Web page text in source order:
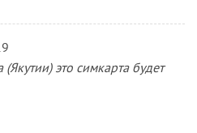
это симкарта будет